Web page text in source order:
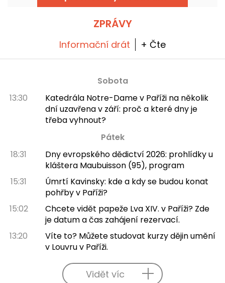
ZPRÁVY
Informační drát + Čte
Sobota
13:30
Katedrála Notre-Dame v Paříži na několik
dní uzavřena v září: proč a které dny je
třeba vyhnout?
Pátek
18:31
Dny evropského dědictví 2026: prohlídky u
kláštera Maubuisson (95), program
15:31
Úmrtí Kavinsky: kde a kdy se budou konat
pohřby v Paříži?
15:02
Chcete vidět papeže Lva XIV. v Paříži? Zde
je datum a čas zahájení rezervací.
13:20
Víte to? Můžete studovat kurzy dějin umění
v Louvru v Paříži.
Vidět víc